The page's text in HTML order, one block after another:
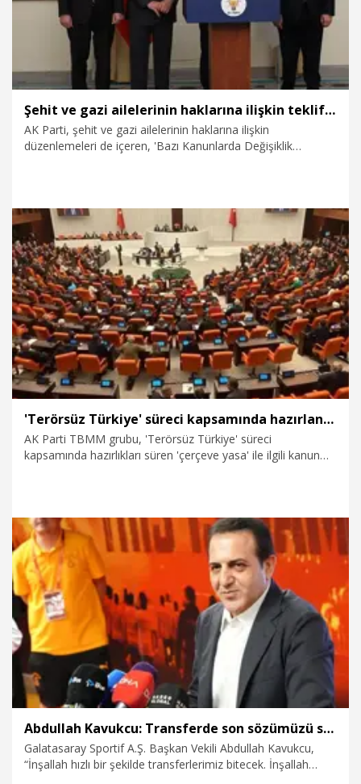
Şehit ve gazi ailelerinin haklarına ilişkin teklif, TBMM'de
AK Parti, şehit ve gazi ailelerinin haklarına ilişkin
düzenlemeleri de içeren, 'Bazı Kanunlarda Değişiklik
3.08.2026 Politika
'Terörsüz Türkiye' süreci kapsamında hazırlanan 'çerçeve yasa' imzaya açıldı
AK Parti TBMM grubu, 'Terörsüz Türkiye' süreci
kapsamında hazırlıkları süren 'çerçeve yasa' ile ilgili kanun
3.08.2026 Politika
Abdullah Kavukcu: Transferde son sözümüzü söylemedik
Galatasaray Sportif A.Ş. Başkan Vekili Abdullah Kavukcu,
“İnşallah hızlı bir şekilde transferlerimiz bitecek. İnşallah